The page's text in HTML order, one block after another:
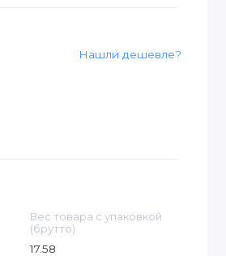
Нашли дешевле?
Вес товара с упаковкой
(брутто)
17.58